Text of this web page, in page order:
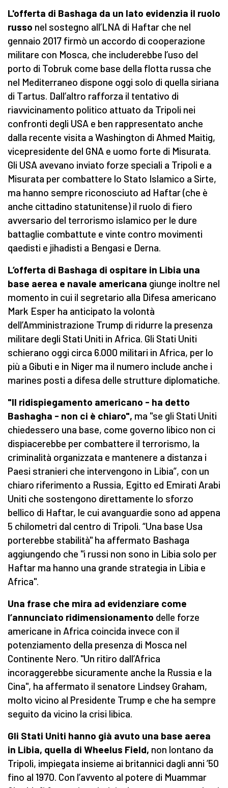
L'offerta di Bashaga da un lato evidenzia il ruolo
russo nel sostegno all’LNA di Haftar che nel
gennaio 2017 firmò un accordo di cooperazione
militare con Mosca, che includerebbe l’uso del
porto di Tobruk come base della flotta russa che
nel Mediterraneo dispone oggi solo di quella siriana
di Tartus. Dall’altro rafforza il tentativo di
riavvicinamento politico attuato da Tripoli nei
confronti degli USA e ben rappresentato anche
dalla recente visita a Washington di Ahmed Maitig,
vicepresidente del GNA e uomo forte di Misurata.
Gli USA avevano inviato forze speciali a Tripoli e a
Misurata per combattere lo Stato Islamico a Sirte,
ma hanno sempre riconosciuto ad Haftar (che è
anche cittadino statunitense) il ruolo di fiero
avversario del terrorismo islamico per le dure
battaglie combattute e vinte contro movimenti
qaedisti e jihadisti a Bengasi e Derna.
L’offerta di Bashaga di ospitare in Libia una
base aerea e navale americana giunge inoltre nel
momento in cui il segretario alla Difesa americano
Mark Esper ha anticipato la volontà
dell’Amministrazione Trump di ridurre la presenza
militare degli Stati Uniti in Africa. Gli Stati Uniti
schierano oggi circa 6.000 militari in Africa, per lo
più a Gibuti e in Niger ma il numero include anche i
marines posti a difesa delle strutture diplomatiche.
"Il ridispiegamento americano - ha detto
Bashagha - non ci è chiaro", ma "se gli Stati Uniti
chiedessero una base, come governo libico non ci
dispiacerebbe per combattere il terrorismo, la
criminalità organizzata e mantenere a distanza i
Paesi stranieri che intervengono in Libia”, con un
chiaro riferimento a Russia, Egitto ed Emirati Arabi
Uniti che sostengono direttamente lo sforzo
bellico di Haftar, le cui avanguardie sono ad appena
5 chilometri dal centro di Tripoli. “Una base Usa
porterebbe stabilità" ha affermato Bashaga
aggiungendo che "i russi non sono in Libia solo per
Haftar ma hanno una grande strategia in Libia e
Africa".
Una frase che mira ad evidenziare come
l’annunciato ridimensionamento delle forze
americane in Africa coincida invece con il
potenziamento della presenza di Mosca nel
Continente Nero. "Un ritiro dall’Africa
incoraggerebbe sicuramente anche la Russia e la
Cina", ha affermato il senatore Lindsey Graham,
molto vicino al Presidente Trump e che ha sempre
seguito da vicino la crisi libica.
Gli Stati Uniti hanno già avuto una base aerea
in Libia, quella di Wheelus Field, non lontano da
Tripoli, impiegata insieme ai britannici dagli anni ’50
fino al 1970. Con l’avvento al potere di Muammar